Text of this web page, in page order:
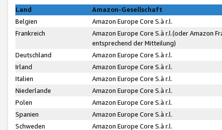
Land
Amazon-Gesellschaft
Belgien
Amazon Europe Core S.à r.l.
Frankreich
Amazon Europe Core S.à r.l.(oder Amazon
entsprechend der Mitteilung)
Deutschland
Amazon Europe Core S.à r.l.
Irland
Amazon Europe Core S.à r.l.
Italien
Amazon Europe Core S.à r.l.
Niederlande
Amazon Europe Core S.à r.l.
Polen
Amazon Europe Core S.à r.l.
Spanien
Amazon Europe Core S.à r.l.
Schweden
Amazon Europe Core S.à r.l.